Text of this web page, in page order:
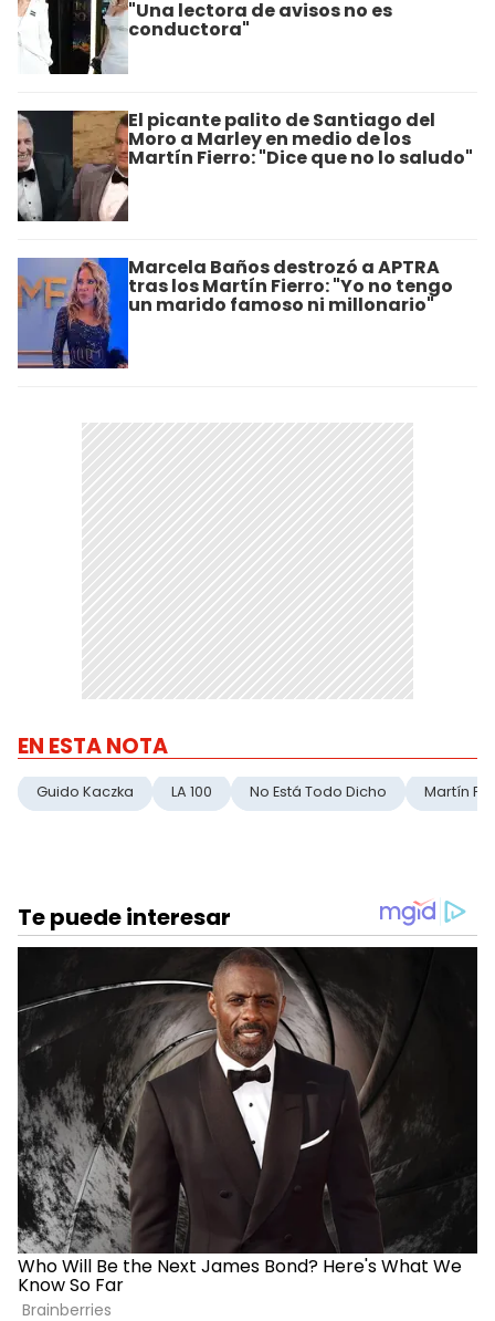
"Una lectora de avisos no es
conductora"
El picante palito de Santiago del
Moro a Marley en medio de los
Martín Fierro: "Dice que no lo saludo"
Marcela Baños destrozó a APTRA
tras los Martín Fierro: "Yo no tengo
un marido famoso ni millonario"
EN ESTA NOTA
Guido Kaczka LA 100 No Está Todo Dicho Martín